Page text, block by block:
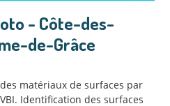
- Côte-des-
de-Grâce
matériaux de surfaces par
Identification des surfaces